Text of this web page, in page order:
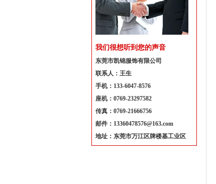
我们很想听到您的声音
东莞市凯锦服饰有限公司
联系人：王生
手机：133-6047-8576
座机：0769-23297582
传真：0769-21666756
邮件：13360478576@163.com
地址：东莞市万江区牌楼基工业区